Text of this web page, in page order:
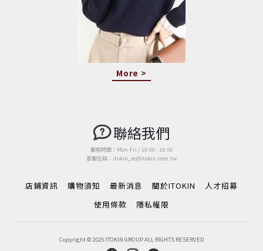
More >
聯絡我們
服務時間：Mon-Fri / 10:00 - 18:00
客服信箱：itokin_ec@itokin.com.tw
店鋪資訊 購物須知 最新消息 關於ITOKIN
人才招募
使用條款
隱私權限
Copyright © 2025 ITOKIN GROUP ALL RIGHTS RESERVED